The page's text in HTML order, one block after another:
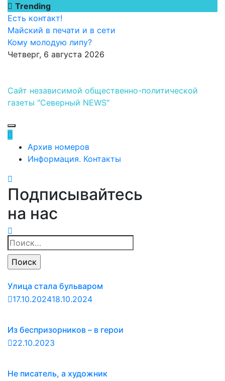
Перейти
содержимому
Trending
Есть контакт!
Майский в печати и в сети
Кому молодую липу?
Четверг, 6 августа 2026
Сайт независимой общественно-политической
газеты "Северный NEWS"
Архив номеров
Информация. Контакты
Подписывайтесь
на нас
Найти:
Улица стала бульваром
17.10.202418.10.2024
Из беспризорников – в герои
22.10.2023
Не писатель, а художник